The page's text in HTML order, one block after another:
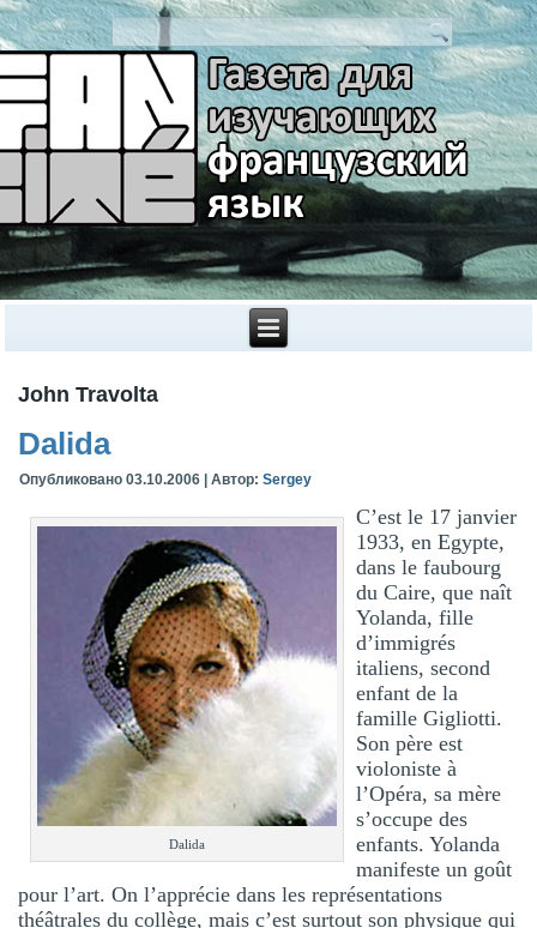
John Travolta
Dalida
Опубликовано 03.10.2006 |Автор: Sergey
Dalida
C’est le 17 janvier
1933, en Egypte,
dans le faubourg
du Caire, que naît
Yolanda, fille
d’immigrés
italiens, second
enfant de la
famille Gigliotti.
Son père est
violoniste à
l’Opéra, sa mère
s’occupe des
enfants. Yolanda
manifeste un goût
pour l’art. On l’apprécie dans les représentations
théâtrales du collège, mais c’est surtout son physique qui